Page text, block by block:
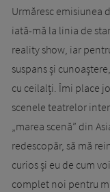
Urmăresc emisiunea
iată-mă la linia de
reality show, iar
suspans și
cu ceilalți. Îmi place
scenele teatrelor
„marea scenă” din
redescopăr, să mă
curios și eu de cum
complet noi pentru